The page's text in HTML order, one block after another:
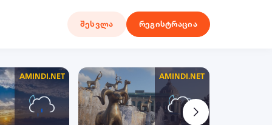
შესვლა რეგისტრაცია
AMINDI.NET AMINDI.NET